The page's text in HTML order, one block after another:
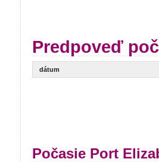
Predpoveď
dátum
Počasie Port